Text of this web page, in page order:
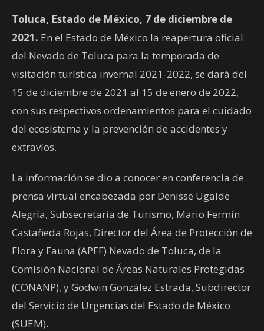
Toluca, Estado de México, 7 de diciembre de
2021. En el Estado de México la reapertura oficial
del Nevado de Toluca para la temporada de
visitación turística invernal 2021-2022, se dará del
15 de diciembre de 2021 al 15 de enero de 2022,
con sus respectivos ordenamientos para el cuidado
del ecosistema y la prevención de accidentes y
extravíos.
La información se dio a conocer en conferencia de
prensa virtual encabezada por Denisse Ugalde
Alegría, Subsecretaria de Turismo, Mario Fermín
Castañeda Rojas, Director del Área de Protección de
Flora y Fauna (APFF) Nevado de Toluca, de la
Comisión Nacional de Áreas Naturales Protegidas
(CONANP), y Godwin González Estrada, Subdirector
del Servicio de Urgencias del Estado de México
(SUEM).